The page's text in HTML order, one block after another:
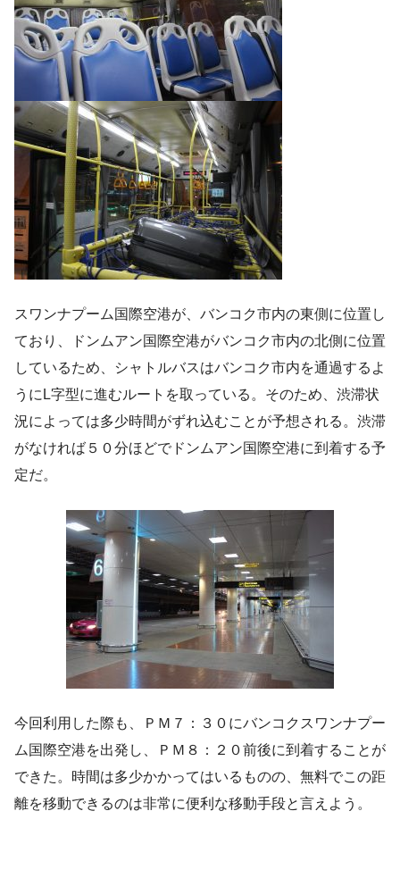
スワンナプーム国際空港が、バンコク市内の東側に位置し
ており、ドンムアン国際空港がバンコク市内の北側に位置
しているため、シャトルバスはバンコク市内を通過するよ
うにL字型に進むルートを取っている。そのため、渋滞状
況によっては多少時間がずれ込むことが予想される。渋滞
がなければ５０分ほどでドンムアン国際空港に到着する予
定だ。
今回利用した際も、ＰＭ７：３０にバンコクスワンナプー
ム国際空港を出発し、ＰＭ８：２０前後に到着することが
できた。時間は多少かかってはいるものの、無料でこの距
離を移動できるのは非常に便利な移動手段と言えよう。